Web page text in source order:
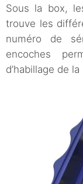
Sous la box,
trouve les
numéro de
encoches
d’habillage de